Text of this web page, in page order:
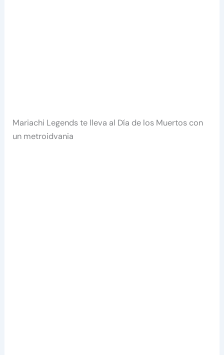
Mariachi Legends te lleva al Día de los Muertos con
un metroidvania